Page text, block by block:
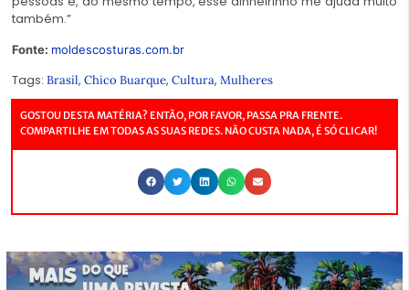
também.”
Fonte: moldescosturas.com.br
Tags: Brasil, Chico Buarque, Cultura, Mulheres
GOSTOU DESTA MATÉRIA? ENTÃO, POR FAVOR, PASSA PRA FRENTE.
COMPARTILHE EM TODAS AS SUAS REDES. NÃO CUSTA NADA, É SÓ CLICAR!